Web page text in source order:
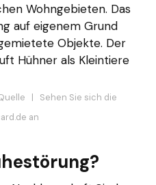
Wohngebieten. Das
auf eigenem Grund
Objekte. Der
Hühner als Kleintiere
| Sehen Sie sich die
an